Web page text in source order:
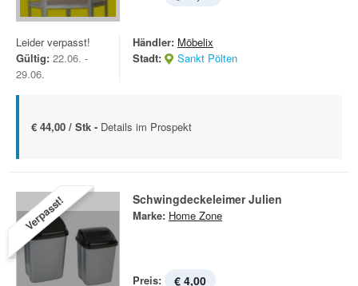
Leider verpasst!
Gültig: 22.06. -
29.06.
Händler: Möbelix
Stadt:
Sankt Pölten
€ 44,00 / Stk - Details im Prospekt
Verpasst! Schwingdeckeleimer Julien
Marke: Home Zone
Preis: € 4,00